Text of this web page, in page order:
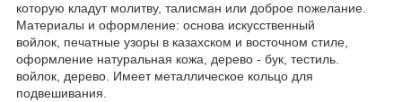
которую кладут молитву, талисман или доброе пожелание.
Материалы и оформление: основа искусственный
войлок, печатные узоры в казахском и восточном стиле,
оформление натуральная кожа, дерево - бук, тестиль.
войлок, дерево. Имеет металлическое кольцо для
подвешивания.